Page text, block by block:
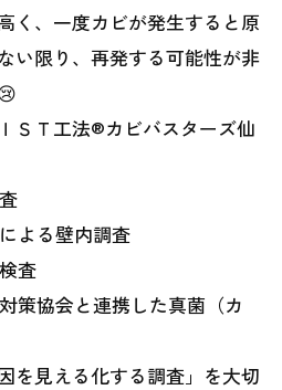
く、一度カビが発生すると原
い限り、再発する可能性が非
ＳＴ工法®カビバスターズ仙
よる壁内調査
査
策協会と連携した真菌（カ
を見える化する調査」を大切